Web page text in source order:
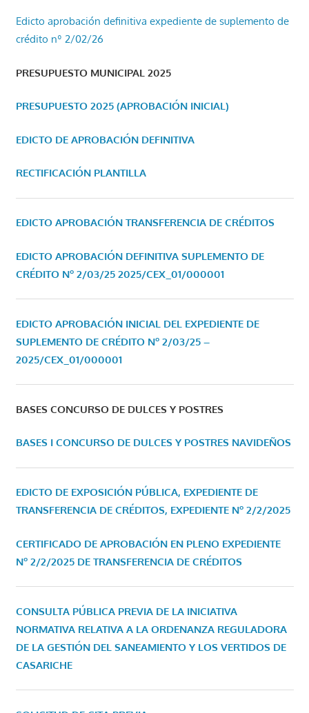
Edicto aprobación definitiva expediente de suplemento de
crédito nº 2/02/26
PRESUPUESTO MUNICIPAL 2025
PRESUPUESTO 2025 (APROBACIÓN INICIAL)
EDICTO DE APROBACIÓN DEFINITIVA
RECTIFICACIÓN PLANTILLA
EDICTO APROBACIÓN TRANSFERENCIA DE CRÉDITOS
EDICTO APROBACIÓN DEFINITIVA SUPLEMENTO DE
CRÉDITO Nº 2/03/25 2025/CEX_01/000001
EDICTO APROBACIÓN INICIAL DEL EXPEDIENTE DE
SUPLEMENTO DE CRÉDITO Nº 2/03/25 –
2025/CEX_01/000001
BASES CONCURSO DE DULCES Y POSTRES
BASES I CONCURSO DE DULCES Y POSTRES NAVIDEÑOS
EDICTO DE EXPOSICIÓN PÚBLICA, EXPEDIENTE DE
TRANSFERENCIA DE CRÉDITOS, EXPEDIENTE Nº 2/2/2025
CERTIFICADO DE APROBACIÓN EN PLENO EXPEDIENTE
Nº 2/2/2025 DE TRANSFERENCIA DE CRÉDITOS
CONSULTA PÚBLICA PREVIA DE LA INICIATIVA
NORMATIVA RELATIVA A LA ORDENANZA REGULADORA
DE LA GESTIÓN DEL SANEAMIENTO Y LOS VERTIDOS DE
CASARICHE